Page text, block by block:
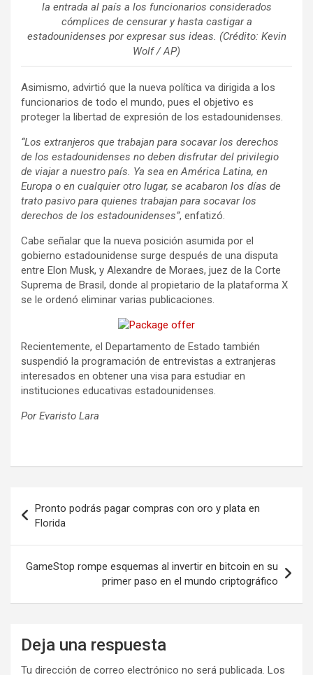
la entrada al país a los funcionarios considerados
cómplices de censurar y hasta castigar a
estadounidenses por expresar sus ideas. (Crédito: Kevin
Wolf / AP)
Asimismo, advirtió que la nueva política va dirigida a los
funcionarios de todo el mundo, pues el objetivo es
proteger la libertad de expresión de los estadounidenses.
“Los extranjeros que trabajan para socavar los derechos
de los estadounidenses no deben disfrutar del privilegio
de viajar a nuestro país. Ya sea en América Latina, en
Europa o en cualquier otro lugar, se acabaron los días de
trato pasivo para quienes trabajan para socavar los
derechos de los estadounidenses”, enfatizó.
Cabe señalar que la nueva posición asumida por el
gobierno estadounidense surge después de una disputa
entre Elon Musk, y Alexandre de Moraes, juez de la Corte
Suprema de Brasil, donde al propietario de la plataforma X
se le ordenó eliminar varias publicaciones.
Recientemente, el Departamento de Estado también
suspendió la programación de entrevistas a extranjeras
interesados en obtener una visa para estudiar en
instituciones educativas estadounidenses.
Por Evaristo Lara
de
entradas
Pronto podrás pagar compras con oro y plata en
Florida
GameStop rompe esquemas al invertir en bitcoin en su
primer paso en el mundo criptográfico
Deja una respuesta
Tu dirección de correo electrónico no será publicada. Los